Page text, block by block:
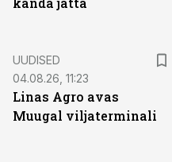
UUDISED
04.08.26, 11:23
Linas Agro avas
Muugal viljaterminali